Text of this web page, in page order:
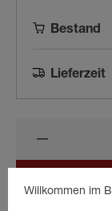
Bestand
Lieferzeit
Willkommen im